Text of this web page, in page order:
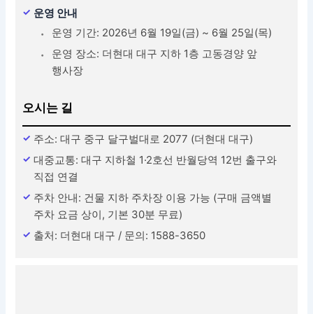
운영 안내
운영 기간: 2026년 6월 19일(금) ~ 6월 25일(목)
운영 장소: 더현대 대구 지하 1층 고동경양 앞
행사장
오시는 길
주소: 대구 중구 달구벌대로 2077 (더현대 대구)
대중교통: 대구 지하철 1·2호선 반월당역 12번 출구와
직접 연결
주차 안내: 건물 지하 주차장 이용 가능 (구매 금액별
주차 요금 상이, 기본 30분 무료)
출처: 더현대 대구 / 문의: 1588-3650